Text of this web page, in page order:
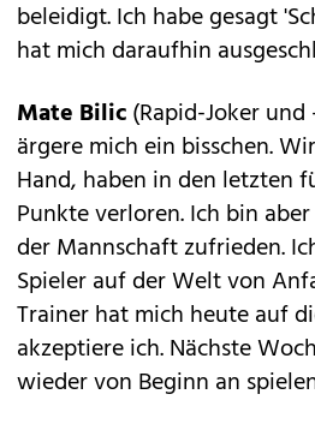
beleidigt. Ich habe gesagt
hat mich daraufhin
Mate Bilic(Rapid-Joker
ärgere mich ein bisschen.
Hand, haben in den letzten
Punkte verloren. Ich bin
der Mannschaft zufrieden.
Spieler auf der Welt von
Trainer hat mich heute auf
akzeptiere ich. Nächste
wieder von Beginn an